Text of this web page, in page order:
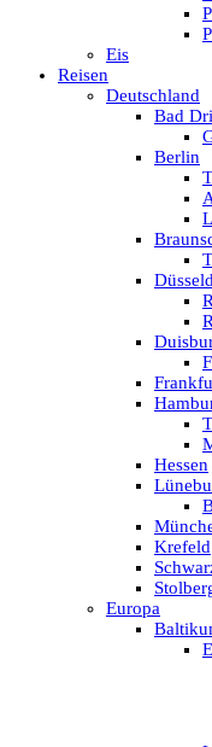
Eis
Reisen
Deutschland
Bad
Berlin
Hessen
Krefeld
Europa